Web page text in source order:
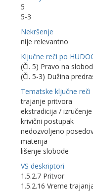
5
5-3
Nekršenje
nije relevantno
Ključne reči po
(Čl. 5) Pravo na
(Čl. 5-3) Dužina
Tematske ključne reči
trajanje pritvora
ekstradicija / izručenje
krivični postupak
nedozvoljeno
materija
lišenje slobode
VS deskriptori
1.5.2.7 Pritvor
1.5.2.16 Vreme